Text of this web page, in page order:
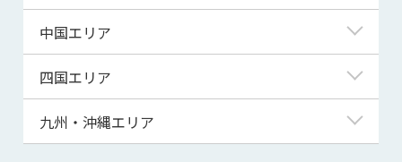
秋田県
山形県
千葉県
茨城県
群馬県
福井県
山梨県
長野県
静岡県
三重県
滋賀県
京都府
大阪府
兵庫県
中国エリア
鳥取県
島根県
四国エリア
徳島県
九州・沖縄エリア